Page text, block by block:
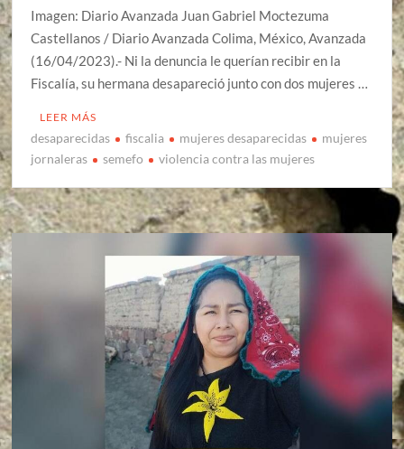
Imagen: Diario Avanzada Juan Gabriel Moctezuma
Castellanos / Diario Avanzada Colima, México, Avanzada
(16/04/2023).- Ni la denuncia le querían recibir en la
Fiscalía, su hermana desapareció junto con dos mujeres …
LEER MÁS
desaparecidas fiscalia mujeres desaparecidas
mujeres
jornaleras
semefo violencia contra las mujeres